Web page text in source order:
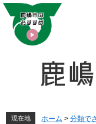
ペ
メ
現在地 ホーム > 分類で